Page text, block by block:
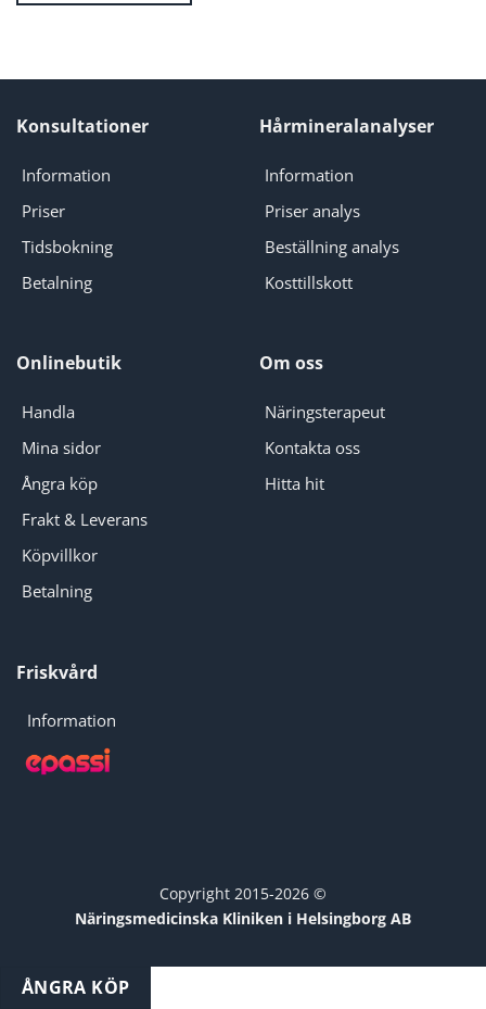
Konsultationer
Information
Priser
Tidsbokning
Betalning
Hårmineralanalyser
Information
Priser analys
Beställning analys
Kosttillskott
Onlinebutik
Handla
Mina sidor
Ångra köp
Frakt & Leverans
Köpvillkor
Betalning
Om oss
Näringsterapeut
Kontakta oss
Hitta hit
Friskvård
Information
Copyright 2015-2026 ©
Näringsmedicinska Kliniken i Helsingborg AB
ÅNGRA KÖP